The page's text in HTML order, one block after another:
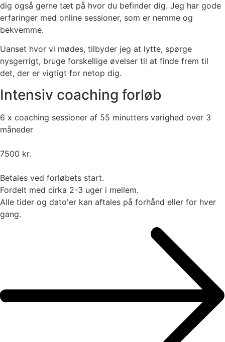
dig også gerne tæt på hvor du befinder dig. Jeg har gode
erfaringer med online sessioner, som er nemme og
bekvemme.
Uanset hvor vi mødes, tilbyder jeg at lytte, spørge
nysgerrigt, bruge forskellige øvelser til at finde frem til
det, der er vigtigt for netop dig.
Intensiv coaching forløb
6 x coaching sessioner af 55 minutters varighed over 3
måneder
7500 kr.
Betales ved forløbets start.
Fordelt med cirka 2-3 uger i mellem.
Alle tider og dato'er kan aftales på forhånd eller for hver
gang.